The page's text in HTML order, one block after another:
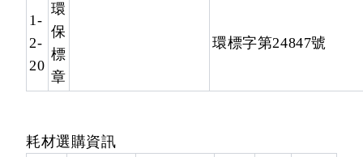
1-
2-
20
環
保
標
章
環標字第24847號
耗材選購資訊